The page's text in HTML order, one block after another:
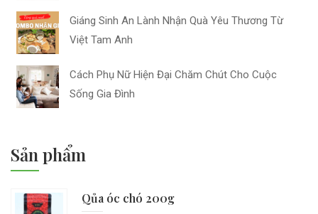
Giáng Sinh An Lành Nhận Quà Yêu Thương Từ
Việt Tam Anh
Cách Phụ Nữ Hiện Đại Chăm Chút Cho Cuộc
Sống Gia Đình
Sản phẩm
Qủa óc chó 200g